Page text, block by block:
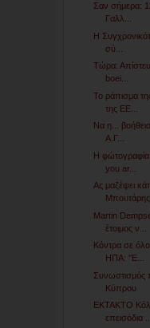
Σαν σήμερα:
Γαλλ...
Η
σύ...
Τώρα:
boei...
Το ράπισμα
της ΕΕ...
Να η...
Α.Γ...
Η
you ar...
Ας μαζέψει
Martin
έτοιμος ν...
Κόντρα σε
ΗΠΑ: "Ε...
Συνωστισμός
Κύπρου
EKTAKTO
επεισόδια